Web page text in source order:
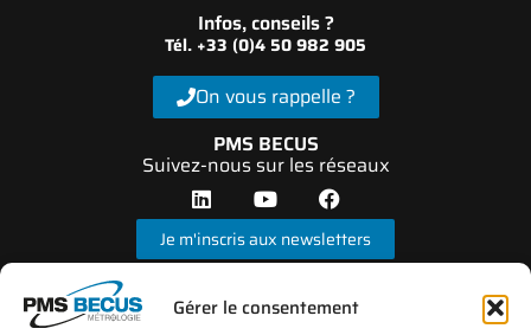
Gérer le consentement
Infos, conseils ?
Tél. +33 (0)4 50 982 905
On vous rappelle ?
PMS BECUS
Suivez-nous sur les réseaux
Je m'inscris aux newsletters